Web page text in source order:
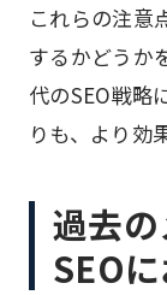
これらの注意
するかどうか
代のSEO戦略
りも、より効
過去の
SEO